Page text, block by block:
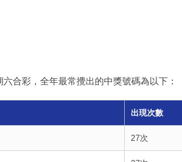
合彩，全年最常攪出的中獎號碼為以下：
出現次數
27次